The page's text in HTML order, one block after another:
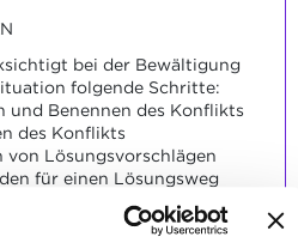
bei der Bewältigung
folgende Schritte:
und Benennen des Konflikts
des Konflikts
von Lösungsvorschlägen
für einen Lösungsweg
der Beiträge der Beteiligten